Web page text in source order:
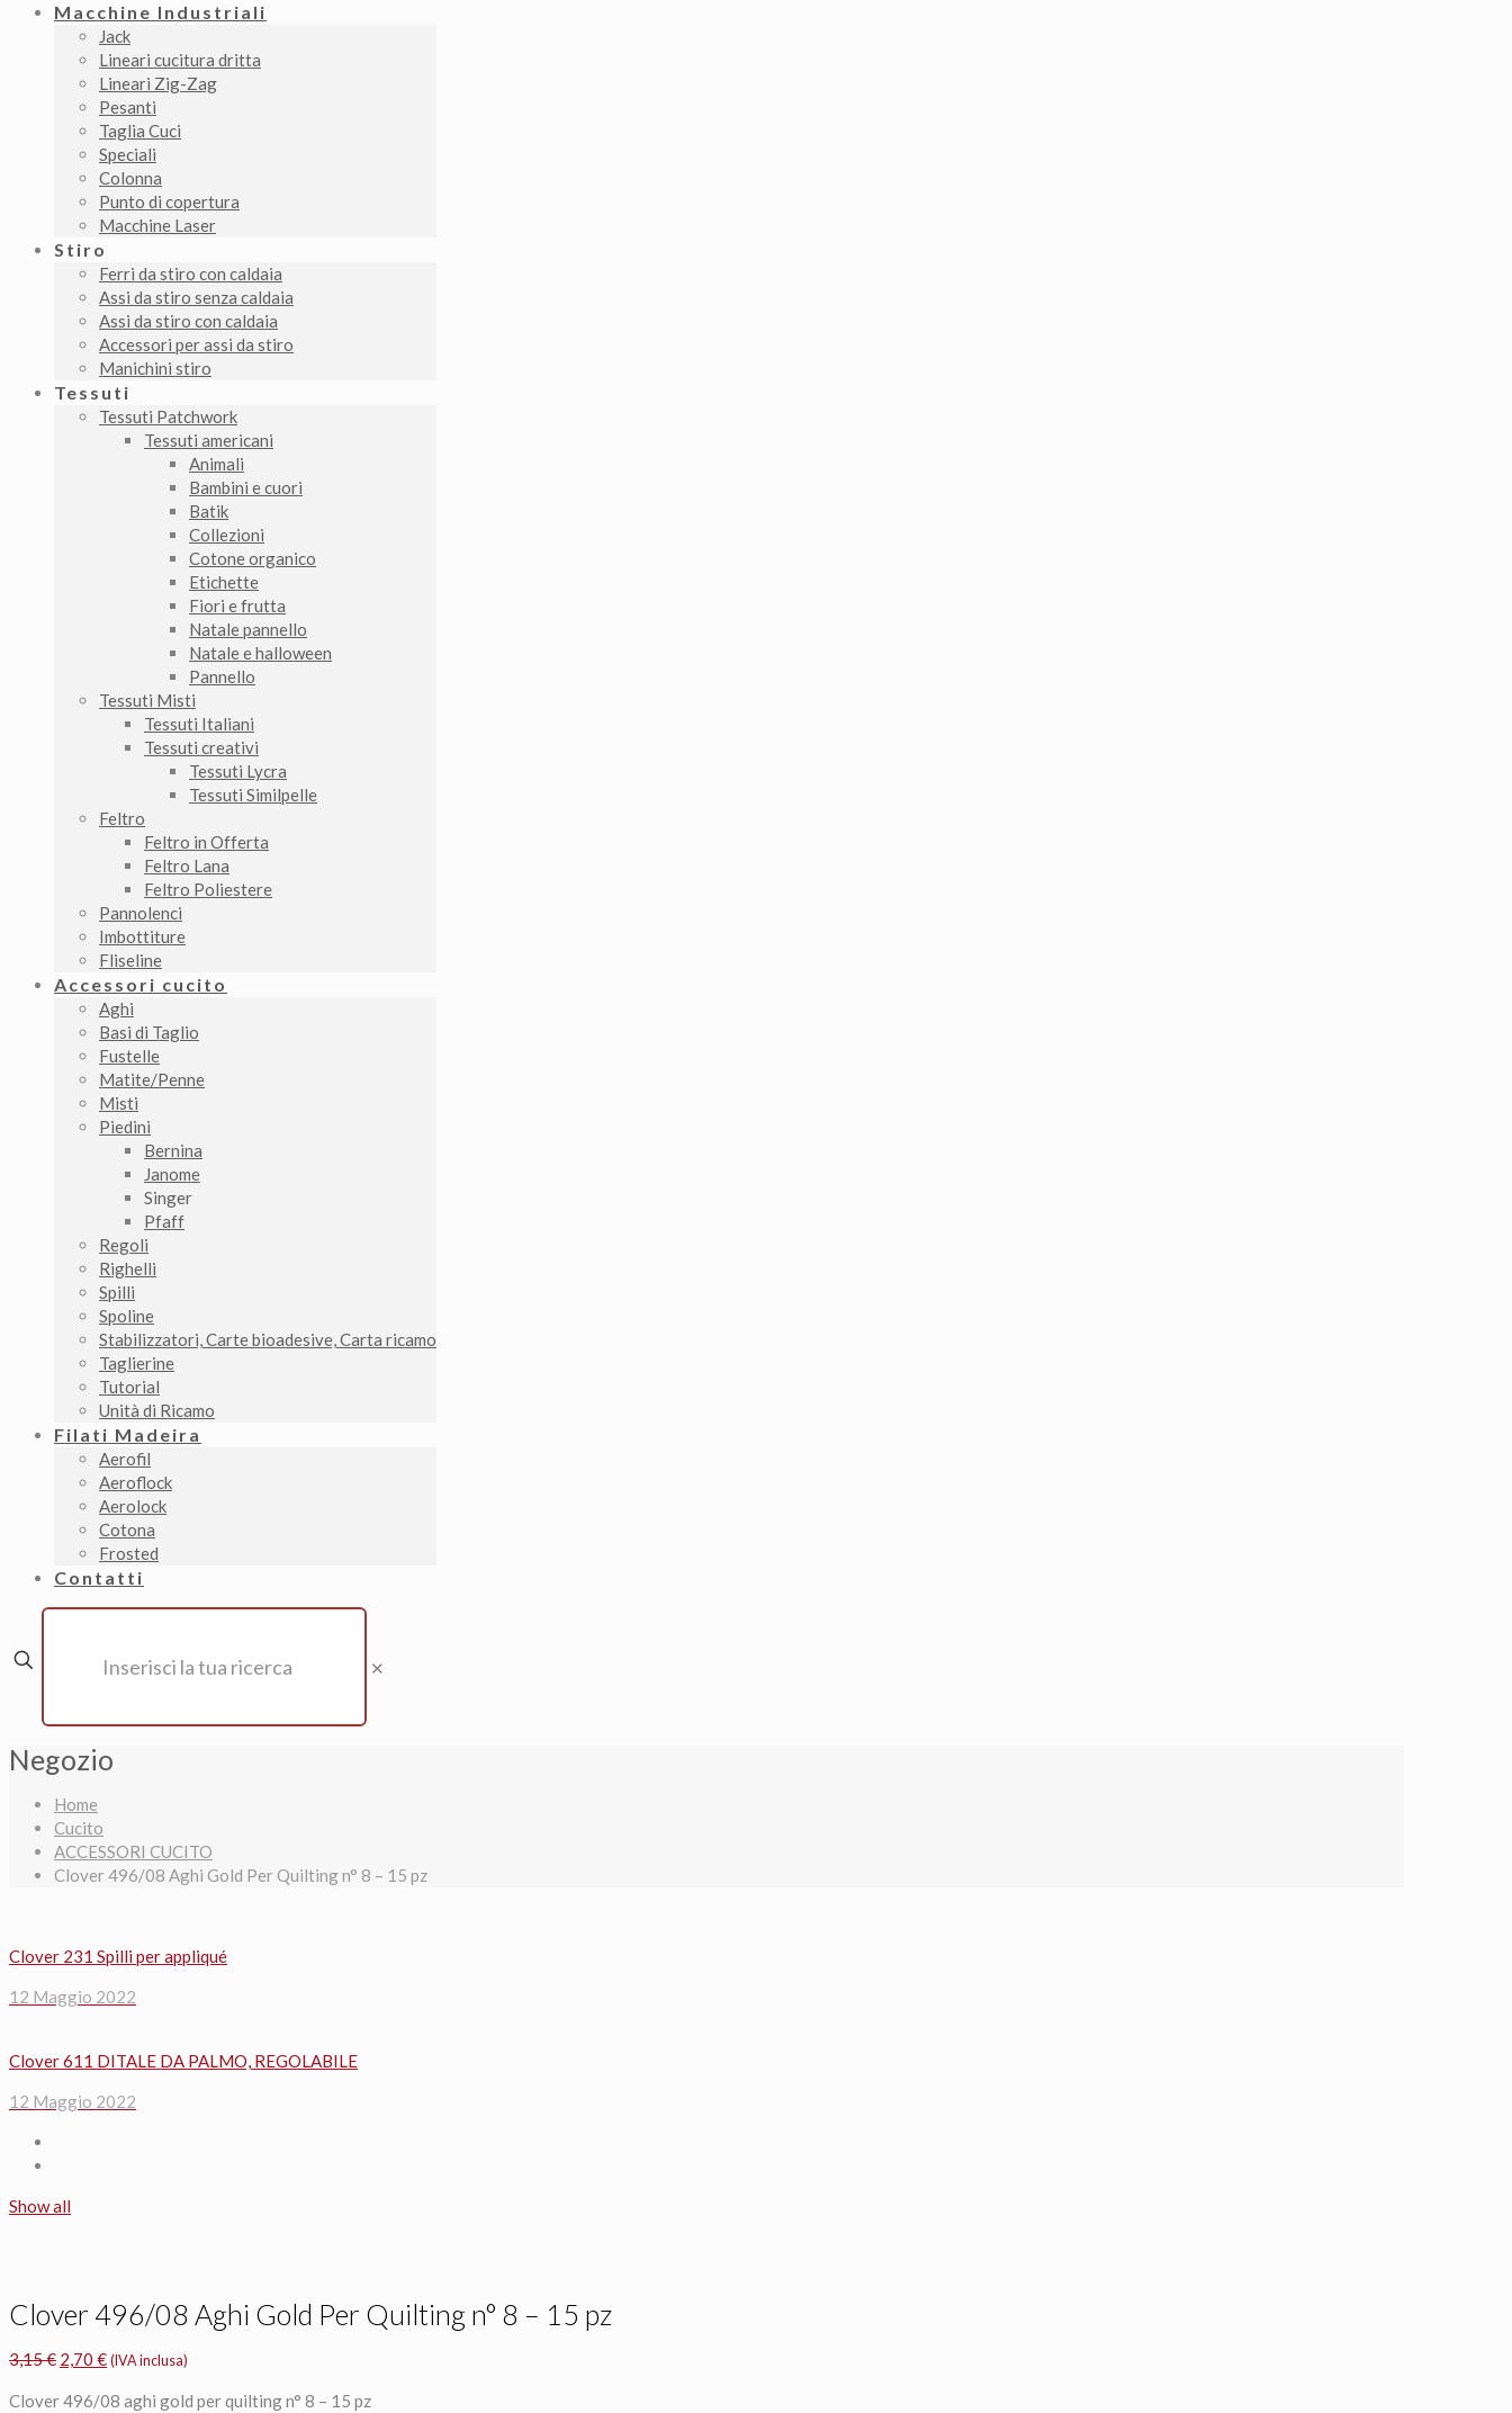
Macchine Industriali
Jack
Lineari cucitura dritta
Lineari Zig-Zag
Pesanti
Taglia Cuci
Speciali
Colonna
Punto di copertura
Macchine Laser
Stiro
Ferri da stiro con caldaia
Assi da stiro senza caldaia
Assi da stiro con caldaia
Accessori per assi da stiro
Manichini stiro
Tessuti
Tessuti Patchwork
Tessuti americani
Animali
Bambini e cuori
Batik
Collezioni
Cotone organico
Etichette
Fiori e frutta
Natale pannello
Natale e halloween
Pannello
Tessuti Misti
Tessuti Italiani
Tessuti creativi
Tessuti Lycra
Tessuti Similpelle
Feltro
Feltro in Offerta
Feltro Lana
Feltro Poliestere
Pannolenci
Imbottiture
Fliseline
Accessori cucito
Aghi
Basi di Taglio
Fustelle
Matite/Penne
Misti
Piedini
Bernina
Janome
Singer
Pfaff
Regoli
Righelli
Spilli
Spoline
Stabilizzatori, Carte bioadesive, Carta ricamo
Taglierine
Tutorial
Unità di Ricamo
Filati Madeira
Aerofil
Aeroflock
Aerolock
Cotona
Frosted
Contatti
✕
Negozio
Home
Cucito
ACCESSORI CUCITO
Clover 496/08 Aghi Gold Per Quilting n° 8 – 15 pz
Clover 231 Spilli per appliqué
12 Maggio 2022
Clover 611 DITALE DA PALMO, REGOLABILE
12 Maggio 2022
Show all
Clover 496/08 Aghi Gold Per Quilting n° 8 – 15 pz
3,15€ Il
originale
2,70 €Il
attuale
(IVA inclusa)
Clover 496/08 aghi gold per quilting n° 8 – 15 pz